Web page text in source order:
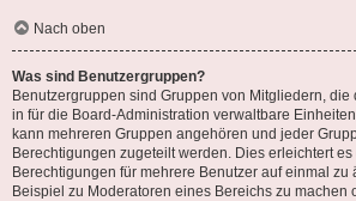
Nach oben
Was sind Benutzergruppen?
Benutzergruppen sind Gruppen von Mitgliedern,
in für die Board-Administration verwaltbare
kann mehreren Gruppen angehören und jeder
Berechtigungen zugeteilt werden. Dies erleichtert
Berechtigungen für mehrere Benutzer auf einmal zu
Beispiel zu Moderatoren eines Bereichs zu machen